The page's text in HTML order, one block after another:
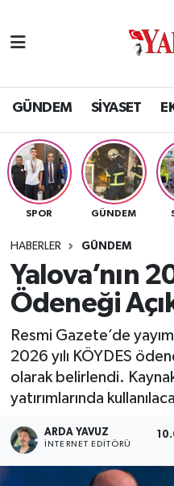
GÜNDEM SİYASET
SPOR GÜNDEM
HABERLER GÜNDEM
Yalova’nın
Ödeneği
Resmi Gazete’de
2026 yılı KÖYDES
olarak belirlendi.
yatırımlarında
ARDA YAVUZ
İNTERNET EDITÖRÜ
SİYASET
EKONOMİ
KÜLTÜR
BİLİM VE
ASAYİŞ
SAĞLIK
SPOR
ULUSAL
İLÇELERİMİZ
Yalova Nöbetçi
Yalova Hava
Yalova Namaz
Yalova Trafik
Tüm Manşetler
Son Dakika
Haber Arşivi